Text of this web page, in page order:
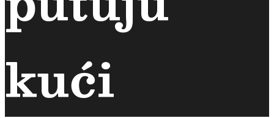
kući